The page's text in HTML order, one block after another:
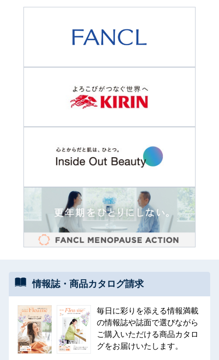
情報誌・ 商品カタログ請求
毎日に彩りを添える情報満載
の情報誌や誌面で選びながら
ご購入いただける商品カタロ
グをお届けいたします。